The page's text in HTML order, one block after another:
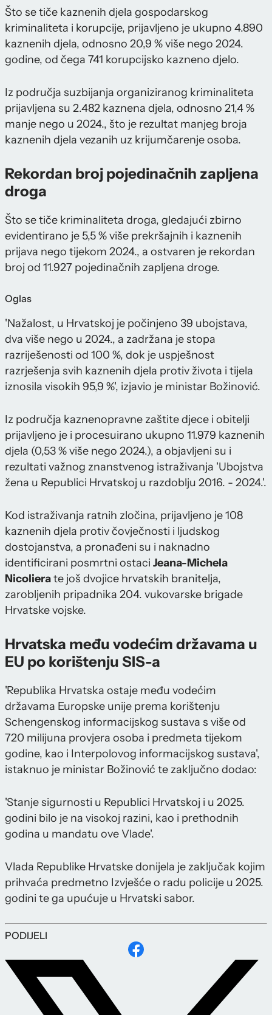
Što se tiče kaznenih djela gospodarskog
kriminaliteta i korupcije, prijavljeno je ukupno 4.890
kaznenih djela, odnosno 20,9 % više nego 2024.
godine, od čega 741 korupcijsko kazneno djelo.
Iz područja suzbijanja organiziranog kriminaliteta
prijavljena su 2.482 kaznena djela, odnosno 21,4 %
manje nego u 2024., što je rezultat manjeg broja
kaznenih djela vezanih uz krijumčarenje osoba.
Rekordan broj pojedinačnih zapljena
droga
Što se tiče kriminaliteta droga, gledajući zbirno
evidentirano je 5,5 % više prekršajnih i kaznenih
prijava nego tijekom 2024., a ostvaren je rekordan
broj od 11.927 pojedinačnih zapljena droge.
Oglas
'Nažalost, u Hrvatskoj je počinjeno 39 ubojstava,
dva više nego u 2024., a zadržana je stopa
razriješenosti od 100 %, dok je uspješnost
razrješenja svih kaznenih djela protiv života i tijela
iznosila visokih 95,9 %', izjavio je ministar Božinović.
Iz područja kaznenopravne zaštite djece i obitelji
prijavljeno je i procesuirano ukupno 11.979 kaznenih
djela (0,53 % više nego 2024.), a objavljeni su i
rezultati važnog znanstvenog istraživanja 'Ubojstva
žena u Republici Hrvatskoj u razdoblju 2016. - 2024.'.
Kod istraživanja ratnih zločina, prijavljeno je 108
kaznenih djela protiv čovječnosti i ljudskog
dostojanstva, a pronađeni su i naknadno
identificirani posmrtni ostaci Jeana-Michela
Nicolierate još dvojice hrvatskih branitelja,
zarobljenih pripadnika 204. vukovarske brigade
Hrvatske vojske.
Hrvatska među vodećim državama u
EU po korištenju SIS-a
'Republika Hrvatska ostaje među vodećim
državama Europske unije prema korištenju
Schengenskog informacijskog sustava s više od
720 milijuna provjera osoba i predmeta tijekom
godine, kao i Interpolovog informacijskog sustava',
istaknuo je ministar Božinović te zaključno dodao:
'Stanje sigurnosti u Republici Hrvatskoj i u 2025.
godini bilo je na visokoj razini, kao i prethodnih
godina u mandatu ove Vlade'.
Vlada Republike Hrvatske donijela je zaključak kojim
prihvaća predmetno Izvješće o radu policije u 2025.
godini te ga upućuje u Hrvatski sabor.
PODIJELI